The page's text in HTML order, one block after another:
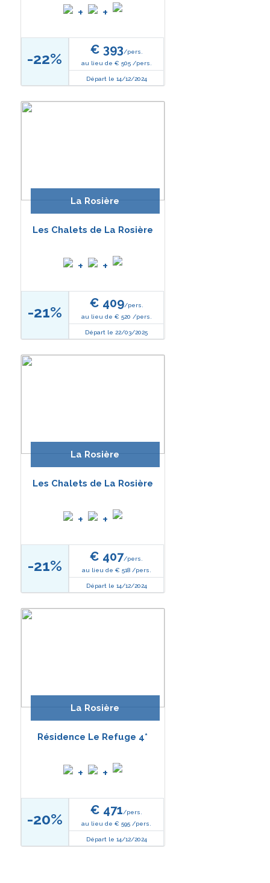
+ +
-22% € 393/pers.
au lieu de € 505 /pers.
Départ le 14/12/2024
La Rosière
Les Chalets de La Rosière
+ +
-21% € 409/pers.
au lieu de € 520 /pers.
Départ le 22/03/2025
La Rosière
Les Chalets de La Rosière
+ +
-21% € 407/pers.
au lieu de € 518 /pers.
Départ le 14/12/2024
La Rosière
Résidence Le Refuge 4*
+ +
-20% € 471/pers.
au lieu de € 595 /pers.
Départ le 14/12/2024